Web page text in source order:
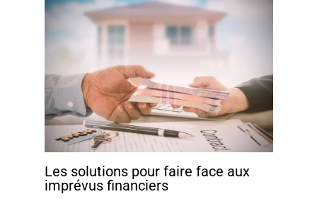
Les solutions pour faire face aux
imprévus financiers